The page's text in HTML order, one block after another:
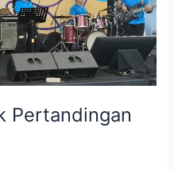
Pertandingan